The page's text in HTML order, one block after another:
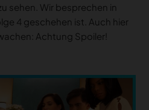
sehen. Wir besprechen in
4 geschehen ist. Auch hier
Achtung Spoiler!